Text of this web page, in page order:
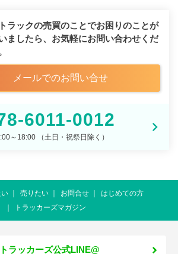
ラックの売買のことでお困りのことが
ましたら、 お気軽にお問い合わせくだ
メールでのお問い合せ
6011-0012
～18:00 （土日・祝祭日除く）
い 売りたい お問合せ
はじめての方
トラッカーズマガジン
トラッカーズ公式LINE@